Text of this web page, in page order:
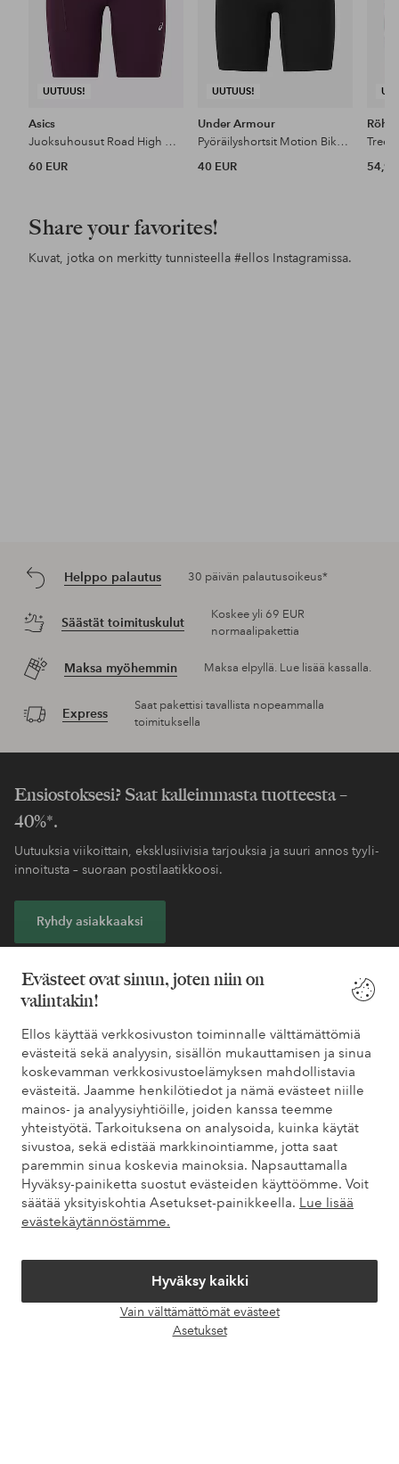
Evästeet ovat sinun, joten niin on
valintakin!
Ellos käyttää verkkosivuston toiminnalle välttämättömiä
evästeitä sekä analyysin, sisällön mukauttamisen ja sinua
koskevamman verkkosivustoelämyksen mahdollistavia
evästeitä. Jaamme henkilötiedot ja nämä evästeet niille
mainos- ja analyysiyhtiöille, joiden kanssa teemme
yhteistyötä. Tarkoituksena on analysoida, kuinka käytät
sivustoa, sekä edistää markkinointiamme, jotta saat
paremmin sinua koskevia mainoksia. Napsauttamalla
Hyväksy-painiketta suostut evästeiden käyttöömme. Voit
säätää yksityiskohtia Asetukset-painikkeella. Lue lisää
evästekäytännöstämme.
Hyväksy kaikki
Vain välttämättömät evästeet
Asetukset
UUTUUS!
Asics
Juoksuhousut Road High Waist 8in Sprinter
60 EUR
UUTUUS!
Under Armour
Pyöräilyshortsit Motion Bike Short
40 EUR
54,95
Share your favorites!
Kuvat, jotka on merkitty tunnisteella #ellos Instagramissa.
Helppo palautus 30 päivän palautusoikeus*
Säästät toimituskulut
Koskee yli 69 EUR
normaalipakettia
Maksa myöhemmin Maksa elpyllä. Lue lisää kassalla.
Express
Saat pakettisi tavallista nopeammalla
toimituksella
Ensiostoksesi? Saat kalleimmasta tuotteesta –
40%*.
Uutuuksia viikoittain, eksklusiivisia tarjouksia ja suuri annos tyyli-
innoitusta – suoraan postilaatikkoosi.
Ryhdy asiakkaaksi
Tarvitsetko apua?
Löydät vastaukset useimmin kysyttyihin kysymyksiin usein
kysytyistä kysymyksistä. Löydät myös tietoa siitä, miten voit ottaa
meihin yhteyttä.
Asiakaspalvelu Tilaukset Maksutavat
Omat sivut
Tietoa Elloksesta